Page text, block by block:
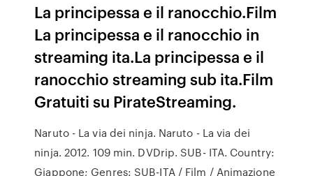
La principessa e il ranocchio.Film
La principessa e il ranocchio in
streaming ita.La principessa e il
ranocchio streaming sub ita.Film
Gratuiti su PirateStreaming.
Naruto - La via dei ninja. Naruto - La via dei
ninja. 2012. 109 min. DVDrip. SUB- ITA. Country:
Giappone; Genres: SUB-ITA / Film / Animazione